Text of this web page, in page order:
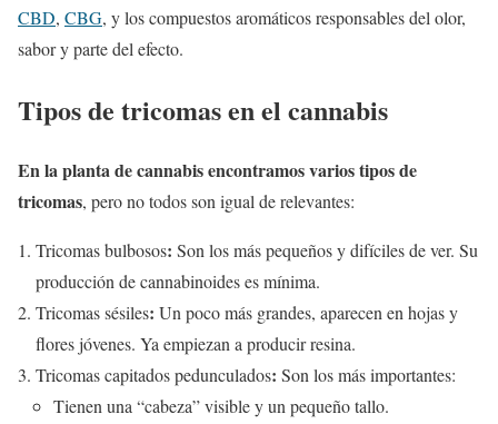
CBD, CBG, y los compuestos aromáticos responsables del olor,
sabor y parte del efecto.
Tipos de tricomas en el cannabis
En la planta de cannabis encontramos varios tipos de
tricomas, pero no todos son igual de relevantes:
Tricomas bulbosos: Son los más pequeños y difíciles de ver. Su
producción de cannabinoides es mínima.
Tricomas sésiles: Un poco más grandes, aparecen en hojas y
flores jóvenes. Ya empiezan a producir resina.
Tricomas capitados pedunculados: Son los más importantes:
Tienen una “cabeza” visible y un pequeño tallo.